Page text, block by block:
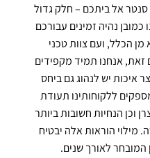
סנטר אל ביתכם – חלק גדול
נהיה זמינים עבורכם
הכלל, ועם צוות טכני
אנחנו תמיד מקפידים
איכות יש לנהוג גם ביחס
ללקוחותינו תעודת
וכן הנחיות חשובות ביותר
מילוי הוראות אלה יבטיח
לאורך שנים.